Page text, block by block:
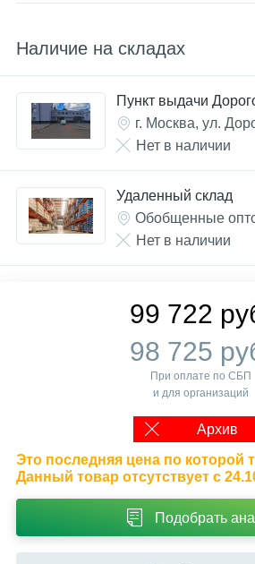
Наличие на складах
Пункт выдачи
г. Москва, ул.
Нет в наличии
Удаленный склад
Обобщенные
Нет в наличии
99 722
98 725
При оплате по СБП
и для организаций
Архив
Это последняя цена по которой
Данный товар отсутствует с
Подобрать